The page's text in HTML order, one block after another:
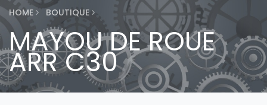
HOME BOUTIQUE
MAYOU DE ROUE
ARR C30